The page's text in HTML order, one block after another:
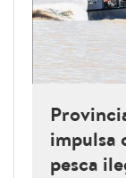
impulsa
pesca